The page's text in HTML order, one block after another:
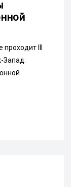
III
Запад: